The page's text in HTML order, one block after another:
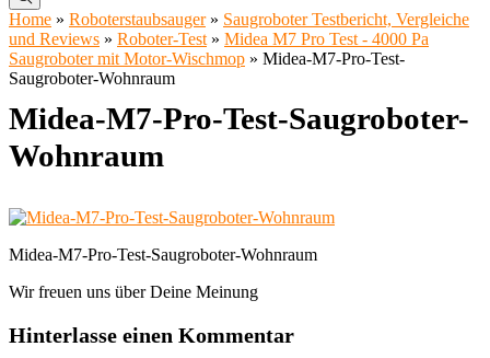
Home » Roboterstaubsauger» Saugroboter Testbericht, Vergleiche
und Reviews » Roboter-Test » Midea M7 Pro Test - 4000 Pa
Saugroboter mit Motor-Wischmop » Midea-M7-Pro-Test-
Saugroboter-Wohnraum
Midea-M7-Pro-Test-Saugroboter-
Wohnraum
Midea-M7-Pro-Test-Saugroboter-Wohnraum
Wir freuen uns über Deine Meinung
Hinterlasse einen Kommentar